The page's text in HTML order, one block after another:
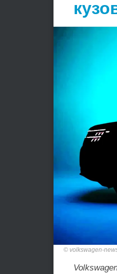
volkswagen-